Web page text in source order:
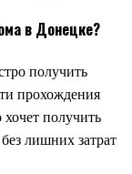
в Донецке?
получить
прохождения
получить
лишних затрат